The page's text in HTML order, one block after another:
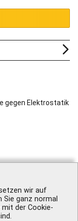
wir auf
Sie ganz normal
mit der Cookie-
gegen Elektrostatik